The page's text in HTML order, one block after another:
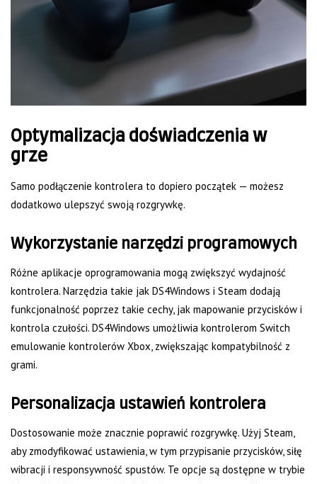
Optymalizacja doświadczenia w
grze
Samo podłączenie kontrolera to dopiero początek — możesz
dodatkowo ulepszyć swoją rozgrywkę.
Wykorzystanie narzędzi programowych
Różne aplikacje oprogramowania mogą zwiększyć wydajność
kontrolera. Narzędzia takie jak DS4Windows i Steam dodają
funkcjonalność poprzez takie cechy, jak mapowanie przycisków i
kontrola czułości. DS4Windows umożliwia kontrolerom Switch
emulowanie kontrolerów Xbox, zwiększając kompatybilność z
grami.
Personalizacja ustawień kontrolera
Dostosowanie może znacznie poprawić rozgrywkę. Użyj Steam,
aby zmodyfikować ustawienia, w tym przypisanie przycisków, siłę
wibracji i responsywność spustów. Te opcje są dostępne w trybie